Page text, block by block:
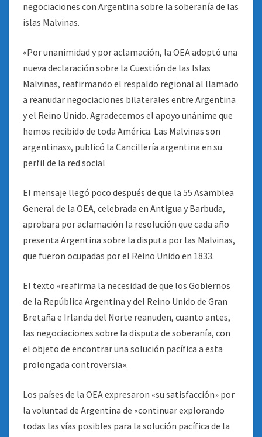
negociaciones con Argentina sobre la soberanía de las
islas Malvinas.
«Por unanimidad y por aclamación, la OEA adoptó una
nueva declaración sobre la Cuestión de las Islas
Malvinas, reafirmando el respaldo regional al llamado
a reanudar negociaciones bilaterales entre Argentina
y el Reino Unido. Agradecemos el apoyo unánime que
hemos recibido de toda América. Las Malvinas son
argentinas», publicó la Cancillería argentina en su
perfil de la red social
El mensaje llegó poco después de que la 55 Asamblea
General de la OEA, celebrada en Antigua y Barbuda,
aprobara por aclamación la resolución que cada año
presenta Argentina sobre la disputa por las Malvinas,
que fueron ocupadas por el Reino Unido en 1833.
El texto «reafirma la necesidad de que los Gobiernos
de la República Argentina y del Reino Unido de Gran
Bretaña e Irlanda del Norte reanuden, cuanto antes,
las negociaciones sobre la disputa de soberanía, con
el objeto de encontrar una solución pacífica a esta
prolongada controversia».
Los países de la OEA expresaron «su satisfacción» por
la voluntad de Argentina de «continuar explorando
todas las vías posibles para la solución pacífica de la